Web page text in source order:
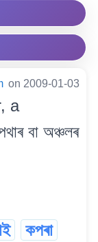
on 2009-01-03
a
বা অঞ্চলৰ
কপৰা